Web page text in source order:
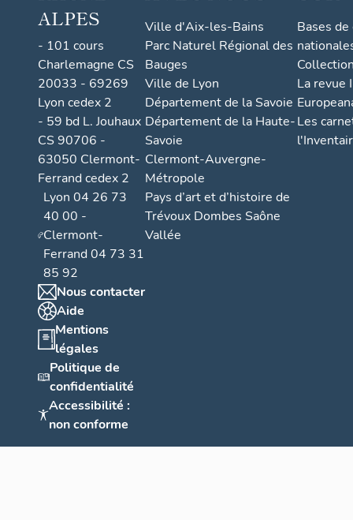
ALPES
- 101 cours
Charlemagne CS
20033 - 69269
Lyon cedex 2
- 59 bd L. Jouhaux
CS 90706 -
63050 Clermont-
Ferrand cedex 2
Lyon 04 26 73
40 00 -
Clermont-
Ferrand 04 73 31
85 92
Nous contacter
Aide
Mentions
légales
Politique de
confidentialité
Accessibilité :
non conforme
Ville d'Aix-les-Bains
Parc Naturel Régional des
Bauges
Ville de Lyon
Département de la Savoie
Département de la Haute-
Savoie
Clermont-Auvergne-
Métropole
Pays d’art et d’histoire de
Trévoux Dombes Saône
Vallée
Bases
La revue
Les